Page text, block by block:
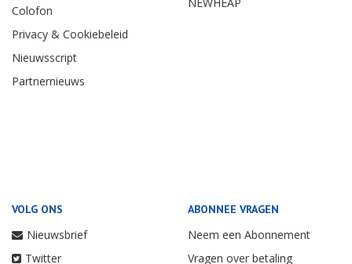
Colofon
Privacy & Cookiebeleid
Nieuwsscript
Partnernieuws
NEWHEAP
VOLG ONS
Nieuwsbrief
Twitter
ABONNEE VRAGEN
Neem een Abonnement
Vragen over betaling